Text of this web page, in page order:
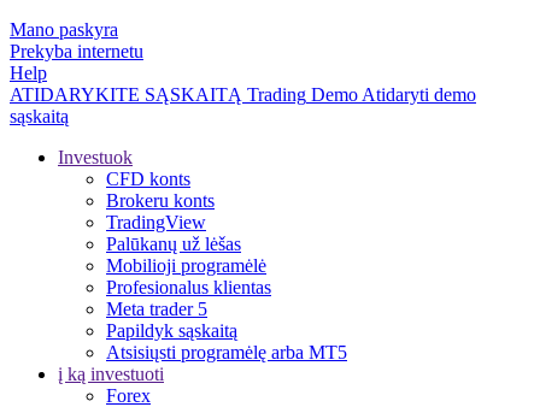
Mano paskyra
Prekyba internetu
Help
ATIDARYKITE SĄSKAITĄ Trading Demo Atidaryti demo
sąskaitą
Investuok
CFD konts
Brokeru konts
TradingView
Palūkanų už lėšas
Mobilioji programėlė
Profesionalus klientas
Meta trader 5
Papildyk sąskaitą
Atsisiųsti programėlę arba MT5
į ką investuoti
Forex